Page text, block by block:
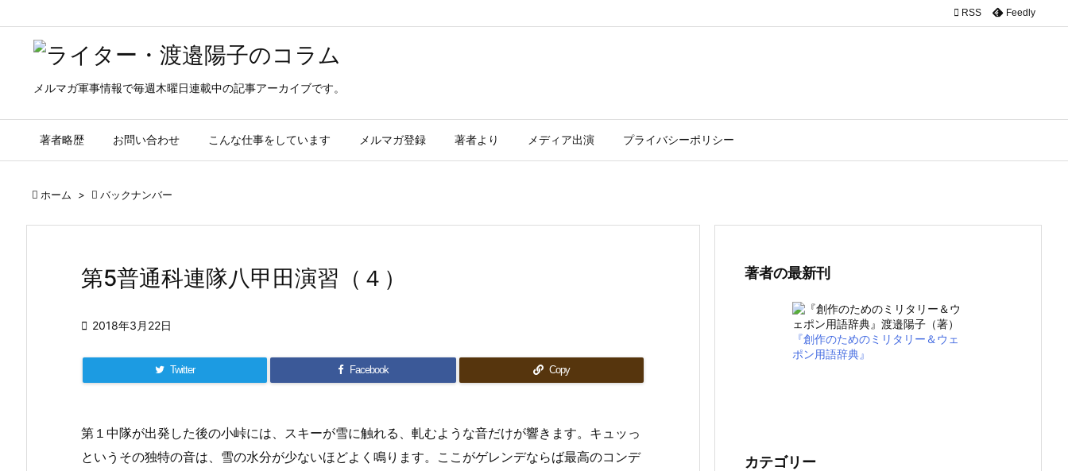
メルマガ軍事情報で毎週木曜日連載中の記事アーカイブです。
著者略歴 お問い合わせ こんな仕事をしています メルマガ登録 著者より メディア出演 プライバシーポリシー
 RSS Feedly
 ホーム >  バックナンバー
第5普通科連隊八甲田演習（４）
 2018年3月22日
Twitter Facebook Copy
第１中隊が出発した後の小峠には、スキーが雪に触れる、軋むような音だけが響きます。キュッっ
というその独特の音は、雪の水分が少ないほどよく鳴ります。ここがゲレンデならば最高のコンデ
著者の最新刊
『創作のためのミリタリー＆ウェ
ポン用語辞典』
カテゴリー